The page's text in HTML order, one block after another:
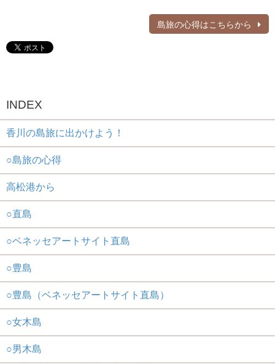
島旅の心得はこちらから
INDEX
香川の島旅に出かけよう！
○島旅の心得
高松港から
○直島
○ベネッセアートサイト直島
○豊島
○豊島（ベネッセアートサイト直島）
○女木島
○男木島